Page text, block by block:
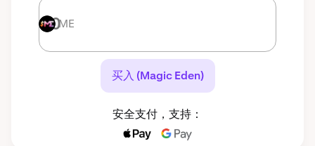
ME ME
买入 (Magic Eden)
安全支付，支持：